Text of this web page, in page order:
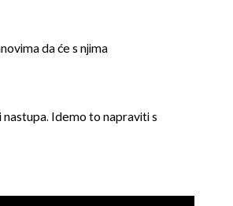
da će s njima
nastupa. Idemo to napraviti s